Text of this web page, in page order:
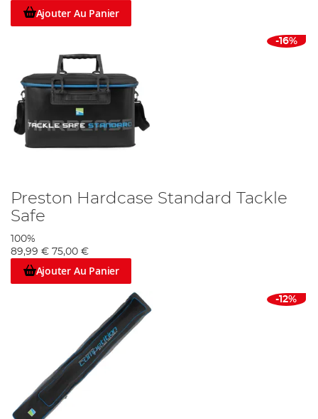
Ajouter Au Panier
-16%
Preston Hardcase Standard Tackle
Safe
100%
89,99 € 75,00 €
Ajouter Au Panier
-12%